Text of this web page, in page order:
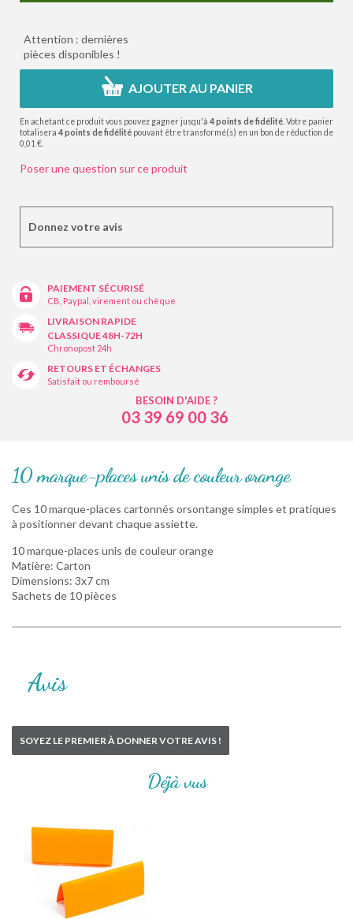
Attention : dernières
pièces disponibles !
AJOUTER AU PANIER
En achetant ce produit vous pouvez gagner jusqu'à 4points de fidélité . Votre panier
totalisera 4points de fidélité pouvant être transformé(s) en un bon de réduction de
0,01 €
Poser une question sur ce produit
Donnez votre avis
PAIEMENT SÉCURISÉ
CB, Paypal, virement ou chèque
LIVRAISON RAPIDE
CLASSIQUE 48H-72H
Chronopost 24h
RETOURS ET ÉCHANGES
Satisfait ou remboursé
BESOIN D'AIDE ?
03 39 69 00 36
10 marque-places unis de couleur orange
Ces 10 marque-places cartonnés orsontange simples et pratiques
à positionner devant chaque assiette.
10 marque-places unis de couleur orange
Matière: Carton
Dimensions: 3x7 cm
Sachets de 10 pièces
Avis
SOYEZ LE PREMIER À DONNER VOTRE AVIS !
Déjà vus